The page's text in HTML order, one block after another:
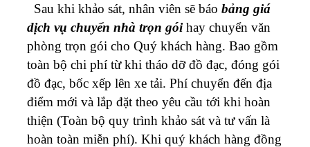
Sau khi khảo sát, nhân viên sẽ báo bảng giá
dịch vụ chuyển nhà trọn góihay chuyển văn
phòng trọn gói cho Quý khách hàng. Bao gồm
toàn bộ chi phí từ khi tháo dỡ đồ đạc, đóng gói
đồ đạc, bốc xếp lên xe tải. Phí chuyển đến địa
điểm mới và lắp đặt theo yêu cầu tới khi hoàn
thiện (Toàn bộ quy trình khảo sát và tư vấn là
hoàn toàn miễn phí). Khi quý khách hàng đồng